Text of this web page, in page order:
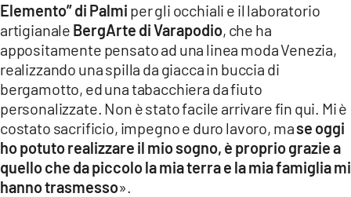
Elemento” di Palmi per gli occhiali e il laboratorio
artigianale BergArte di Varapodio, che ha
appositamente pensato ad una linea moda Venezia,
realizzando una spilla da giacca in buccia di
bergamotto, ed una tabacchiera da fiuto
personalizzate. Non è stato facile arrivare fin qui. Mi è
costato sacrificio, impegno e duro lavoro, mase oggi
ho potuto realizzare il mio sogno, è proprio grazie a
quello che da piccolo la mia terra e la mia famiglia mi
hanno trasmesso».